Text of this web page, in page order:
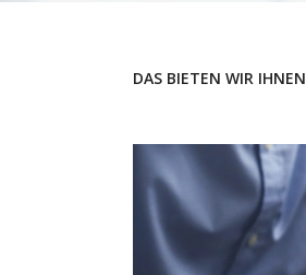
DAS BIETEN WIR IHNEN